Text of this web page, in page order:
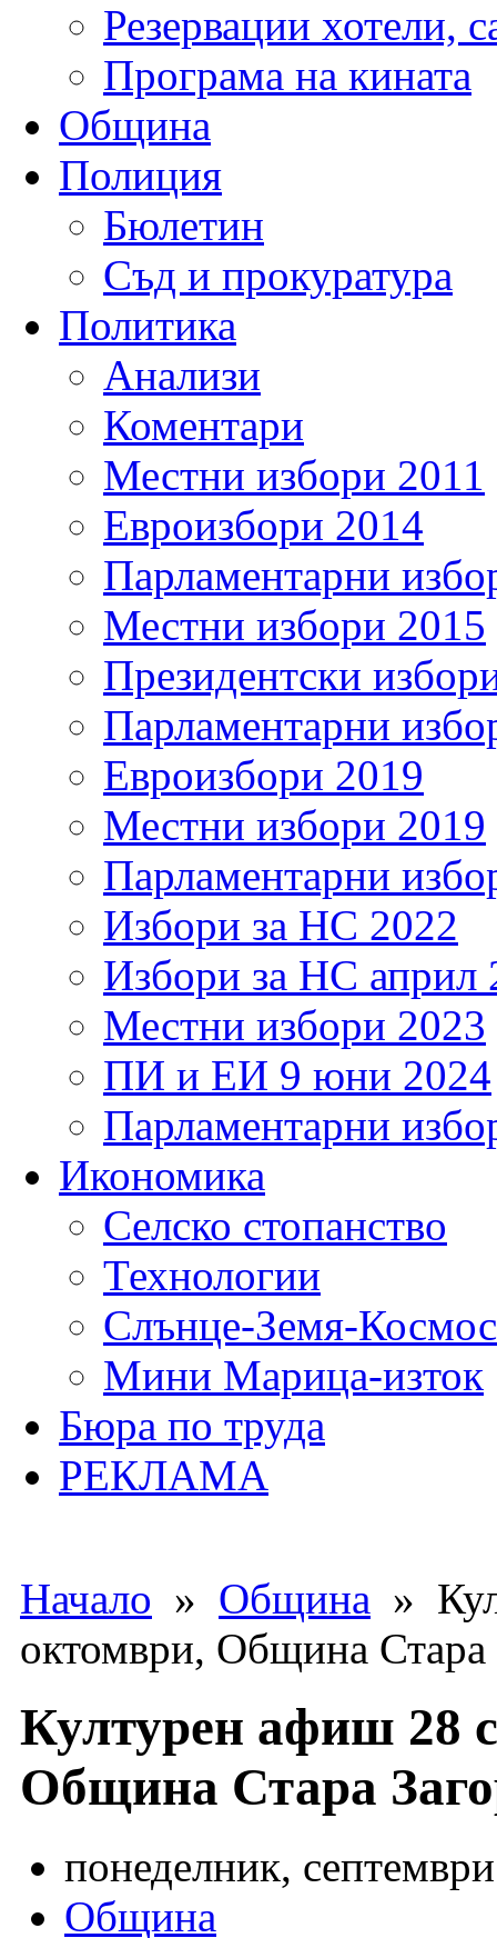
Резервации хотели,
Програма на кината
Община
Полиция
Бюлетин
Съд и прокуратура
Политика
Анализи
Коментари
Местни избори 2011
Евроизбори 2014
Парламентарни
Местни избори 2015
Президентски
Парламентарни
Евроизбори 2019
Местни избори 2019
Парламентарни
Избори за НС 2022
Избори за НС април
Местни избори 2023
ПИ и ЕИ 9 юни 2024
Парламентарни
Икономика
Селско стопанство
Технологии
Слънце-Земя-Космос
Мини Марица-изток
Бюра по труда
РЕКЛАМА
Начало » Община »
октомври, Община Стара
Културен афиш 28
Община Стара
понеделник,
Община